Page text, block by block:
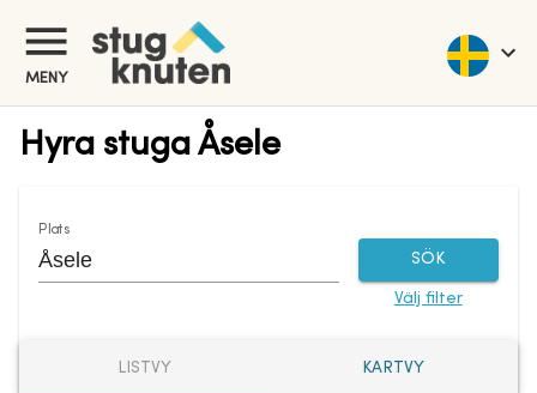
MENY
Hyra stuga Åsele
Plats
SÖK
Välj filter
LISTVY KARTVY